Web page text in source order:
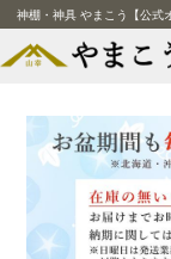
神棚・神具 やまこう【公式